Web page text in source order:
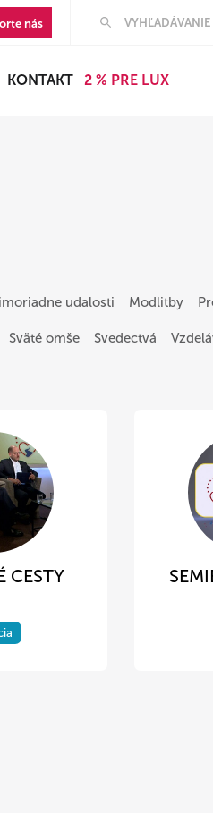
nás
KONTAKT 2 % PRE LUX
udalosti Modlitby
Sväté omše Svedectvá
CESTY